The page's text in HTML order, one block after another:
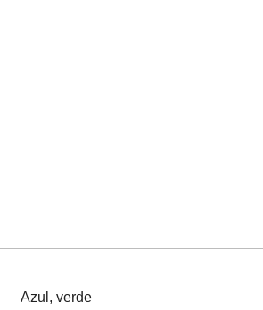
Azul, verde